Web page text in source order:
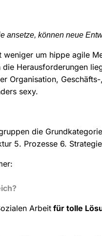
ansetze, können neue
um hippe agile
Herausforderungen
Organisation,
sexy.
die
5. Prozesse 6.
Arbeit für tolle